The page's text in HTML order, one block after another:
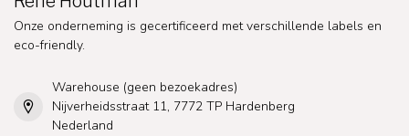
Onze onderneming is gecertificeerd met verschillende labels en
eco-friendly.
Warehouse (geen bezoekadres)
Nijverheidsstraat 11, 7772 TP Hardenberg
Nederland